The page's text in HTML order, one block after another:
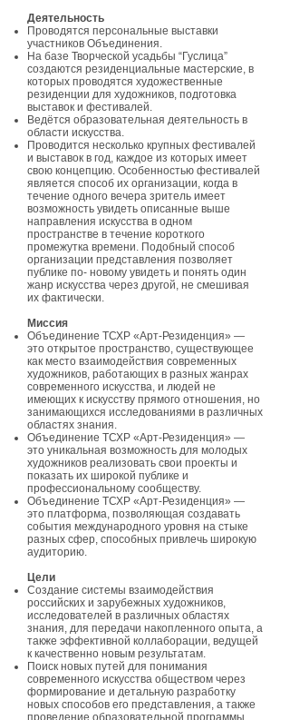
Деятельность
Проводятся персональные выставки
участников Объединения.
На базе Творческой усадьбы “Гуслица”
создаются резиденциальные мастерские, в
которых проводятся художественные
резиденции для художников, подготовка
выставок и фестивалей.
Ведётся образовательная деятельность в
области искусства.
Проводится несколько крупных фестивалей
и выставок в год, каждое из которых имеет
свою концепцию. Особенностью фестивалей
является способ их организации, когда в
течение одного вечера зритель имеет
возможность увидеть описанные выше
направления искусства в одном
пространстве в течение короткого
промежутка времени. Подобный способ
организации представления позволяет
публике по- новому увидеть и понять один
жанр искусства через другой, не смешивая
их фактически.
Миссия
Объединение ТСХР «Арт-Резиденция» —
это открытое пространство, существующее
как место взаимодействия современных
художников, работающих в разных жанрах
современного искусства, и людей не
имеющих к искусству прямого отношения, но
занимающихся исследованиями в различных
областях знания.
Объединение ТСХР «Арт-Резиденция» —
это уникальная возможность для молодых
художников реализовать свои проекты и
показать их широкой публике и
профессиональному сообществу.
Объединение ТСХР «Арт-Резиденция» —
это платформа, позволяющая создавать
события международного уровня на стыке
разных сфер, способных привлечь широкую
аудиторию.
Цели
Создание системы взаимодействия
российских и зарубежных художников,
исследователей в различных областях
знания, для передачи накопленного опыта, а
также эффективной коллаборации, ведущей
к качественно новым результатам.
Поиск новых путей для понимания
современного искусства обществом через
формирование и детальную разработку
новых способов его представления, а также
проведение образовательной программы.